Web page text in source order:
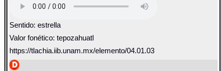
Sentido: estrella
Valor fonético: tepozahuatl
https://tlachia.iib.unam.mx/elemento/04.01.03